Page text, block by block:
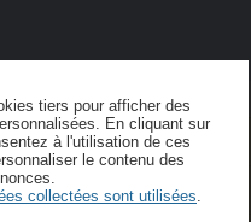
tiers pour afficher des
En cliquant sur
à l'utilisation de ces
le contenu des
collectées sont utilisées.